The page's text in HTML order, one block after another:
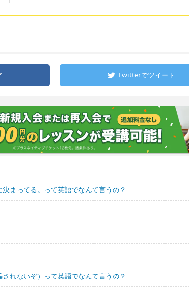
Twitterでツイート
まってる。って英語でなんて言うの？
れないぞ）って英語でなんて言うの？